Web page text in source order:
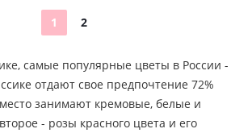
1 2
самые популярные цветы в России -
отдают свое предпочтение 72%
занимают кремовые, белые и
- розы красного цвета и его